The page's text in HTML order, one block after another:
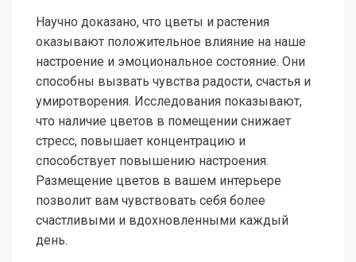
Научно доказано, что цветы и растения
оказывают положительное влияние на наше
настроение и эмоциональное состояние. Они
способны вызвать чувства радости, счастья и
умиротворения. Исследования показывают,
что наличие цветов в помещении снижает
стресс, повышает концентрацию и
способствует повышению настроения.
Размещение цветов в вашем интерьере
позволит вам чувствовать себя более
счастливыми и вдохновленными каждый
день.